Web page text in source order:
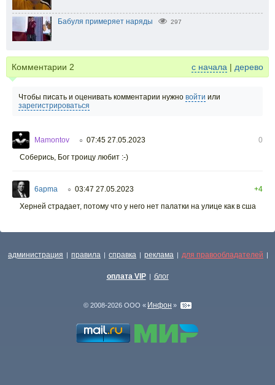
Бабуля примеряет наряды 297
Комментарии 2 с начала | дерево
Чтобы писать и оценивать комментарии нужно войти или
зарегистрироваться
Mamontov ○ 07:45 27.05.2023
0
Соберись, Бог троицу любит :-)
6apma ○ 03:47 27.05.2023
+4
Херней страдает, потому что у него нет палатки на улице как в сша
администрация | правила | справка | реклама | для правообладателей |
оплата VIP | блог
© 2008-2026 ООО « Инфон »